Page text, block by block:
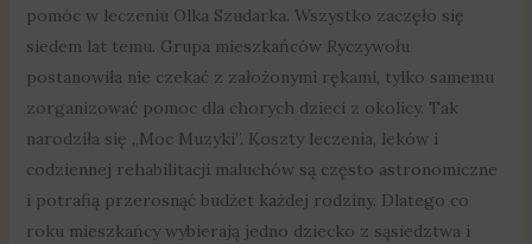
pomóc w leczeniu Olka Szudarka. Wszystko zaczęło się
siedem lat temu. Grupa mieszkańców Ryczywołu
postanowiła nie czekać z założonymi rękami, tylko samemu
zorganizować pomoc dla chorych dzieci z okolicy. Tak
narodziła się „Moc Muzyki”. Koszty leczenia, leków i
codziennej rehabilitacji maluchów są często astronomiczne
i potrafią przerosnąć budżet każdej rodziny. Dlatego co
roku mieszkańcy wybierają jedno dziecko z sąsiedztwa i